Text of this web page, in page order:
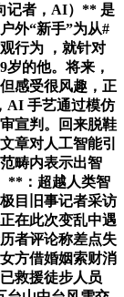
记者，AI）** 是
外“新手”为从#
行为 ，就针对
的他。将来，
感受很风趣，正
AI 手艺通过模仿
宣判。回来脱鞋
章对人工智能引
畴内表示出智
**：超越人类智
目旧事记者采访
在此次变乱中遇
者评论称差点失
方借婚姻索财消
救援徒步人员